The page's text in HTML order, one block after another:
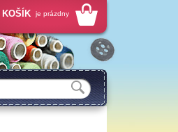
KOŠÍK je prázdny